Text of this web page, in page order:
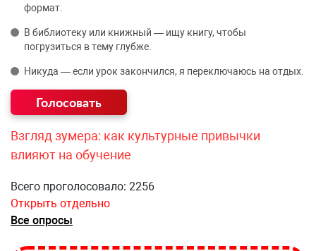
формат.
В библиотеку или книжный — ищу книгу, чтобы
погрузиться в тему глубже.
Никуда — если урок закончился, я переключаюсь на отдых.
Взгляд зумера: как культурные привычки
влияют на обучение
Всего проголосовало: 2256
Открыть отдельно
Все опросы